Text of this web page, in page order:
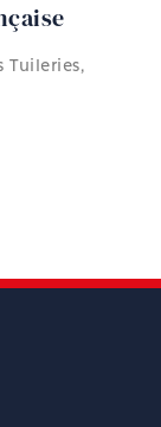
Tuileries,